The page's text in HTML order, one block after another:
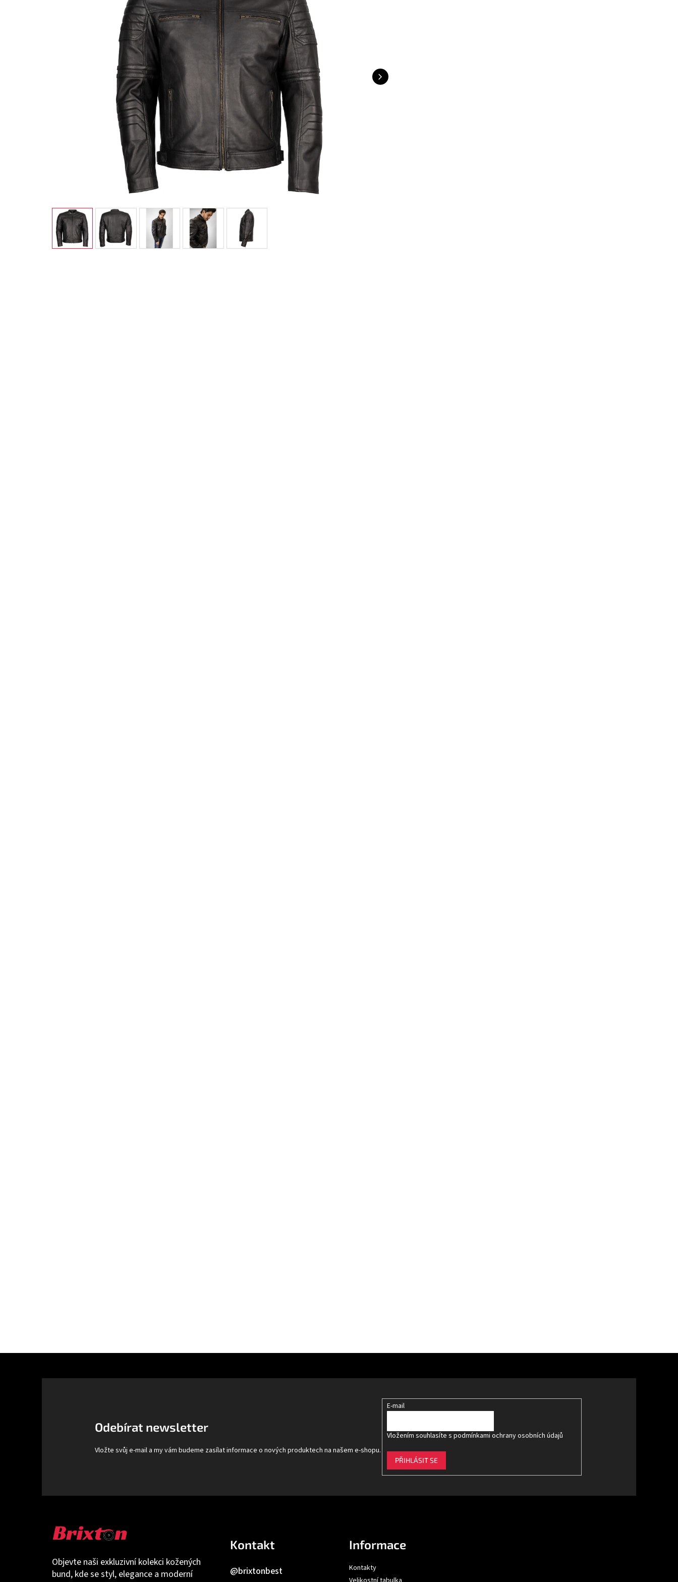
Objevte naši exkluzivní kolekci kožených
bund, kde se styl, elegance a moderní
Kontakt
@brixtonbest
Informace
Kontakty
Odebírat newsletter
Vložte svůj e-mail a my vám budeme zasílat informace o nových produktech na našem e-shopu.
E-mail
Vložením souhlasíte spodmínkami ochrany osobních údajů
PŘIHLÁSIT SE